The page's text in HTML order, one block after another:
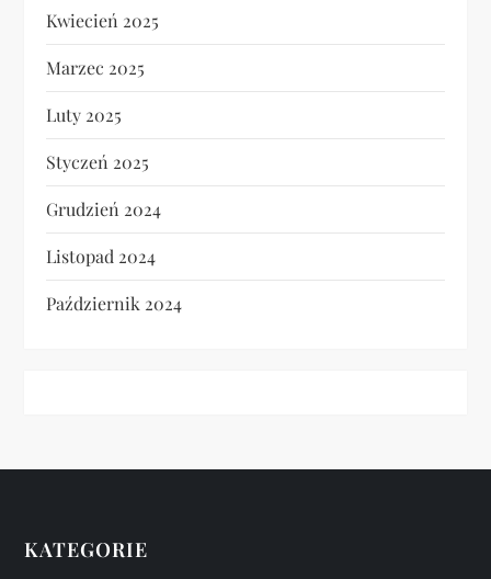
Kwiecień 2025
Marzec 2025
Luty 2025
Styczeń 2025
Grudzień 2024
Listopad 2024
Październik 2024
KATEGORIE